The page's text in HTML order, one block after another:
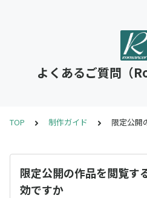
よくあるご質問（
TOP 制作ガイド 限定公開
限定公開の作品を閲覧す
効ですか